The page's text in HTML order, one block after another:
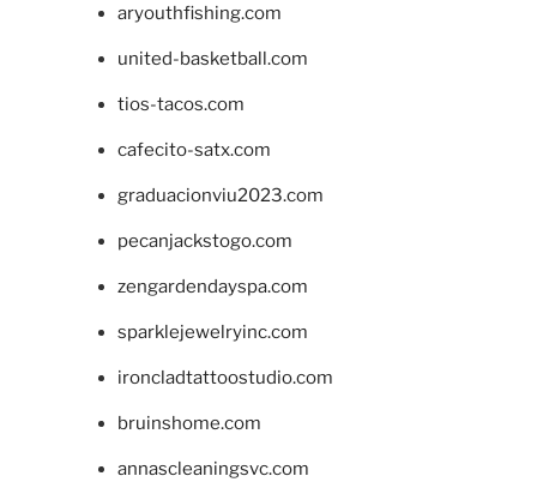
aryouthfishing.com
united-basketball.com
tios-tacos.com
cafecito-satx.com
graduacionviu2023.com
pecanjackstogo.com
zengardendayspa.com
sparklejewelryinc.com
ironcladtattoostudio.com
bruinshome.com
annascleaningsvc.com